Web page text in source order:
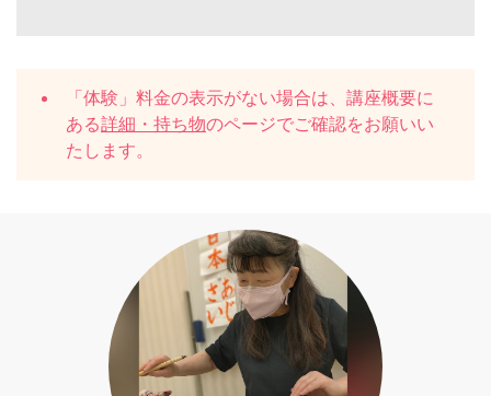
「体験」料金の表示がない場合は、講座概要に
ある詳細・持ち物のページでご確認をお願いい
たします。